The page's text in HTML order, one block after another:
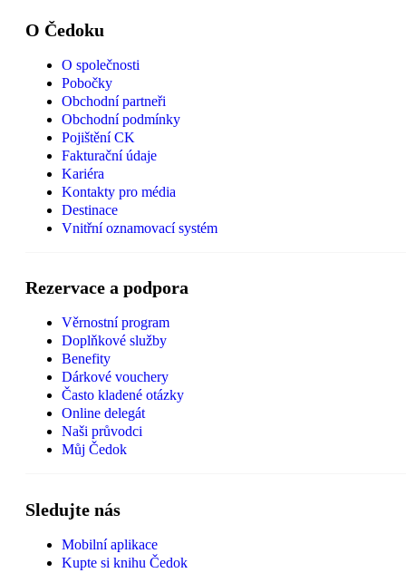
O Čedoku
O společnosti
Pobočky
Obchodní partneři
Obchodní podmínky
Pojištění CK
Fakturační údaje
Kariéra
Kontakty pro média
Destinace
Vnitřní oznamovací systém
Rezervace a podpora
Věrnostní program
Doplňkové služby
Benefity
Dárkové vouchery
Často kladené otázky
Online delegát
Naši průvodci
Můj Čedok
Sledujte nás
Mobilní aplikace
Kupte si knihu Čedok